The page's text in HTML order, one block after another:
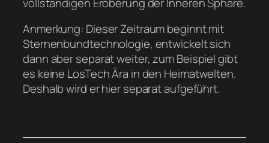
Anmerkung: Dieser Zeitraum beginnt mit
Sternenbundtechnologie, entwickelt sich
dann aber separat weiter, zum Beispiel gibt
es keine LosTech Ära in den Heimatwelten.
Deshalb wird er hier separat aufgeführt.